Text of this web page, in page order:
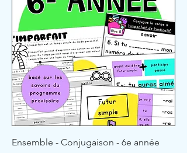
Ensemble - Conjugaison - 6e année